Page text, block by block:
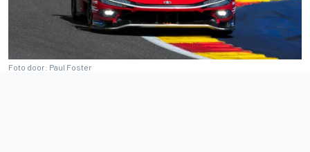
Foto door: Paul Foster